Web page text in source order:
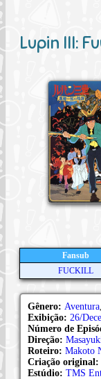
Lupin III:
Fansub
FUCKILL
Gênero: Aventura
Exibição: 26/
Número de
Direção:
Roteiro: Makoto
Criação original:
Estúdio: TMS